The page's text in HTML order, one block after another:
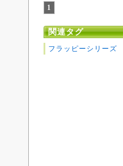
1
関連タグ
フラッピーシリーズ